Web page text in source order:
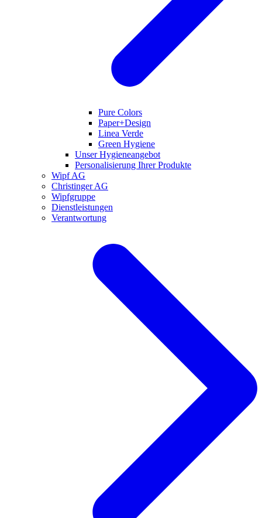
Pure Colors
Paper+Design
Linea Verde
Green Hygiene
Unser Hygieneangebot
Personalisierung Ihrer Produkte
Wipf AG
Christinger AG
Wipfgruppe
Dienstleistungen
Verantwortung